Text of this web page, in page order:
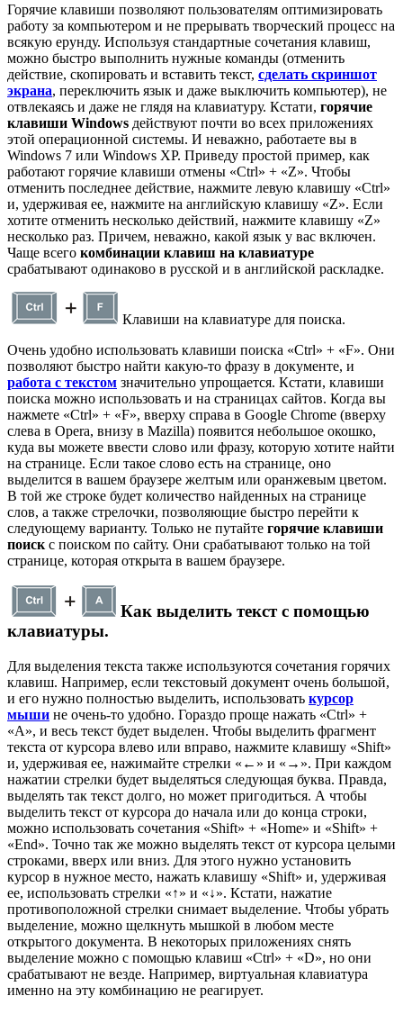
Горячие клавиши позволяют пользователям оптимизировать
работу за компьютером и не прерывать творческий процесс на
всякую ерунду. Используя стандартные сочетания клавиш,
можно быстро выполнить нужные команды (отменить
действие, скопировать и вставить текст, сделать скриншот
экрана, переключить язык и даже выключить компьютер), не
отвлекаясь и даже не глядя на клавиатуру. Кстати, горячие
клавиши Windows действуют почти во всех приложениях
этой операционной системы. И неважно, работаете вы в
Windows 7 или Windows XP. Приведу простой пример, как
работают горячие клавиши отмены «Ctrl» + «Z». Чтобы
отменить последнее действие, нажмите левую клавишу «Ctrl»
и, удерживая ее, нажмите на английскую клавишу «Z». Если
хотите отменить несколько действий, нажмите клавишу «Z»
несколько раз. Причем, неважно, какой язык у вас включен.
Чаще всего комбинации клавиш на клавиатуре
срабатывают одинаково в русской и в английской раскладке.
Клавиши на клавиатуре для поиска.
Очень удобно использовать клавиши поиска «Ctrl» + «F». Они
позволяют быстро найти какую-то фразу в документе, и
работа с текстом значительно упрощается. Кстати, клавиши
поиска можно использовать и на страницах сайтов. Когда вы
нажмете «Ctrl» + «F», вверху справа в Google Chrome (вверху
слева в Opera, внизу в Mazilla) появится небольшое окошко,
куда вы можете ввести слово или фразу, которую хотите найти
на странице. Если такое слово есть на странице, оно
выделится в вашем браузере желтым или оранжевым цветом.
В той же строке будет количество найденных на странице
слов, а также стрелочки, позволяющие быстро перейти к
следующему варианту. Только не путайте горячие клавиши
поиск с поиском по сайту. Они срабатывают только на той
странице, которая открыта в вашем браузере.
Как выделить текст с помощью
клавиатуры.
Для выделения текста также используются сочетания горячих
клавиш. Например, если текстовый документ очень большой,
и его нужно полностью выделить, использовать курсор
мыши не очень-то удобно. Гораздо проще нажать «Ctrl» +
«A», и весь текст будет выделен. Чтобы выделить фрагмент
текста от курсора влево или вправо, нажмите клавишу «Shift»
и, удерживая ее, нажимайте стрелки «←» и «→». При каждом
нажатии стрелки будет выделяться следующая буква. Правда,
выделять так текст долго, но может пригодиться. А чтобы
выделить текст от курсора до начала или до конца строки,
можно использовать сочетания «Shift» + «Home» и «Shift» +
«End». Точно так же можно выделять текст от курсора целыми
строками, вверх или вниз. Для этого нужно установить
курсор в нужное место, нажать клавишу «Shift» и, удерживая
ее, использовать стрелки «↑» и «↓». Кстати, нажатие
противоположной стрелки снимает выделение. Чтобы убрать
выделение, можно щелкнуть мышкой в любом месте
открытого документа. В некоторых приложениях снять
выделение можно с помощью клавиш «Ctrl» + «D», но они
срабатывают не везде. Например, виртуальная клавиатура
именно на эту комбинацию не реагирует.